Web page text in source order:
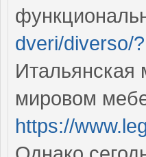
dveri/diverso/
Итальянская
мировом
https://